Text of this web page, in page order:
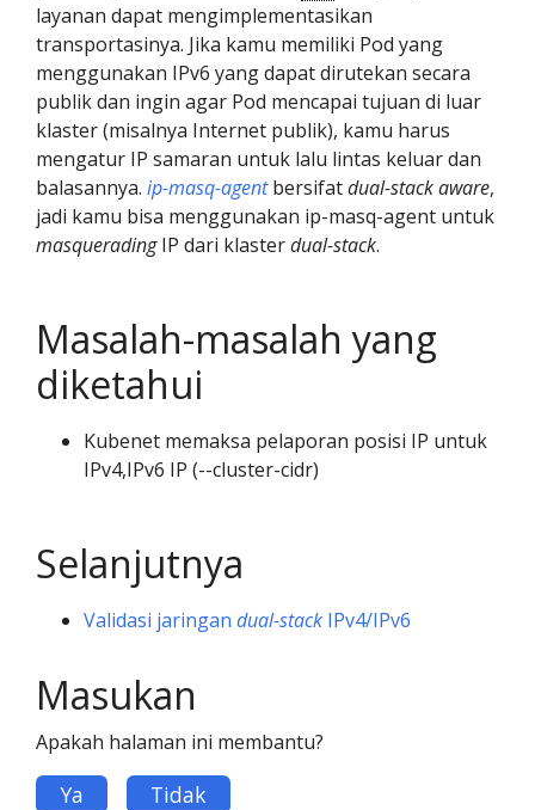
layanan dapat mengimplementasikan
transportasinya. Jika kamu memiliki Pod yang
menggunakan IPv6 yang dapat dirutekan secara
publik dan ingin agar Pod mencapai tujuan di luar
klaster (misalnya Internet publik), kamu harus
mengatur IP samaran untuk lalu lintas keluar dan
balasannya. ip-masq-agentbersifatdual-stack aware,
jadi kamu bisa menggunakan ip-masq-agent untuk
masqueradingIP dari klasterdual-stack.
Masalah-masalah yang
diketahui
Kubenet memaksa pelaporan posisi IP untuk
IPv4,IPv6 IP (--cluster-cidr)
Selanjutnya
Validasi jaringan dual-stack IPv4/IPv6
Masukan
Apakah halaman ini membantu?
Ya Tidak